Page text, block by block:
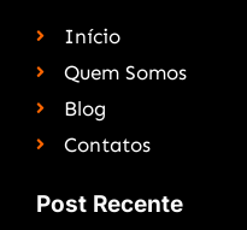
Início
Quem Somos
Blog
Contatos
Post Recente